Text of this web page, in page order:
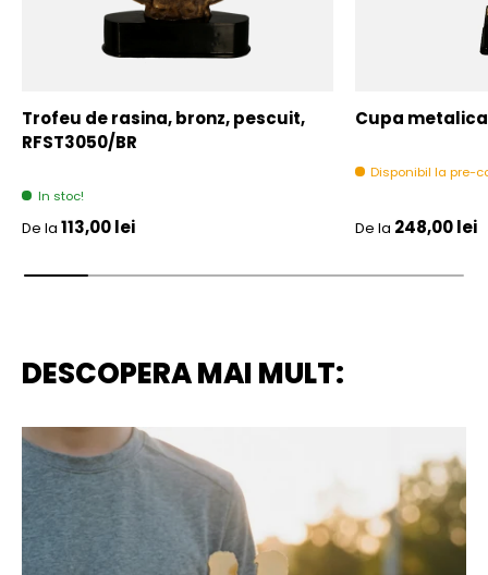
Trofeu de rasina, bronz, pescuit,
RFST3050/BR
In stoc!
Pret initial
De la 113,00 lei
Cupa
Disponibil la pre-
Pret initial
De la 248,00 lei
DESCOPERA MAI MULT: